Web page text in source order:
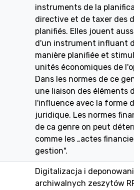
instruments de la
directive et de taxer des
planifiés. Elles jouent aussi
d'un instrument influant
manière planifiée et
unités économiques de
Dans les normes de ce
une liaison des éléments de
l'influence avec la forme
juridique. Les normes
de ca genre on peut
comme les „actes
gestion".
Digitalizacja i deponowanie
archiwalnych zeszytów